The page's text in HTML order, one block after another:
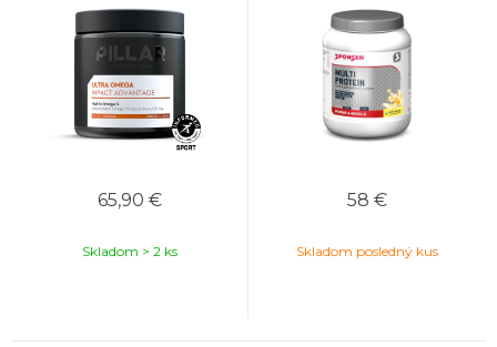
65,90 €
Skladom > 2 ks
58 €
Skladom posledný kus